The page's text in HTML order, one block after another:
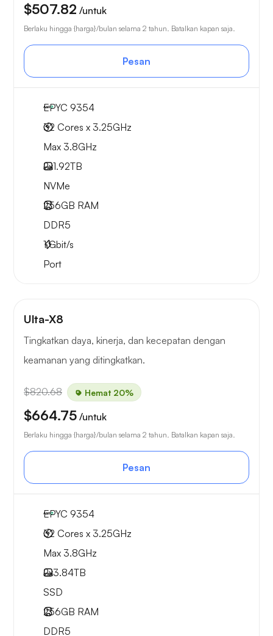
$507.82 /untuk
Berlaku hingga {harga}/bulan selama 2 tahun. Batalkan kapan saja.
Pesan
EPYC 9354
32 Cores x 3.25GHz
Max 3.8GHz
2x1.92TB
NVMe
256GB RAM
DDR5
1Gbit/s
Port
Ulta-X8
Tingkatkan daya, kinerja, dan kecepatan dengan
keamanan yang ditingkatkan.
$820.68 Hemat 20%
$664.75 /untuk
Berlaku hingga {harga}/bulan selama 2 tahun. Batalkan kapan saja.
Pesan
EPYC 9354
32 Cores x 3.25GHz
Max 3.8GHz
2x3.84TB
SSD
256GB RAM
DDR5